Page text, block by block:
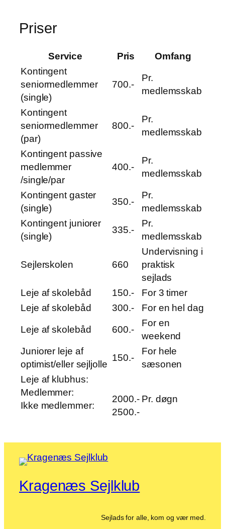
Priser
Service Pris
Omfang
Kontingent
seniormedlemmer
(single)
700.-
Pr.
medlemsskab
Kontingent
seniormedlemmer
(par)
800.-
Pr.
medlemsskab
Kontingent passive
medlemmer
/single/par
400.-
Pr.
medlemsskab
Kontingent gaster
(single)
350.-
Pr.
medlemsskab
Kontingent juniorer
(single)
335.-
Pr.
medlemsskab
Sejlerskolen 660
Undervisning i
praktisk
sejlads
Leje af skolebåd
150.-
For 3 timer
Leje af skolebåd
300.- For en hel dag
Leje af skolebåd 600.-
For en
weekend
Juniorer leje af
optimist/eller sejljolle
150.-
For hele
sæsonen
Leje af klubhus:
Medlemmer:
Ikke medlemmer:
2000.-
2500.-
Pr. døgn
Kragenæs Sejlklub
Sejlads for alle, kom og vær med.